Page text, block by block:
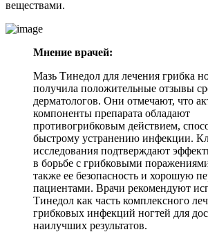
веществами.
Мнение врачей:
Мазь Тинедол для лечения грибка
получила положительные отзывы
дерматологов. Они отмечают, что
компоненты препарата обладают
противогрибковым действием,
быстрому устранению инфекции.
исследования подтверждают
в борьбе с грибковыми
также ее безопасность и хорошую
пациентами. Врачи рекомендуют
Тинедол как часть комплексного
грибковых инфекций ногтей для
наилучших результатов.